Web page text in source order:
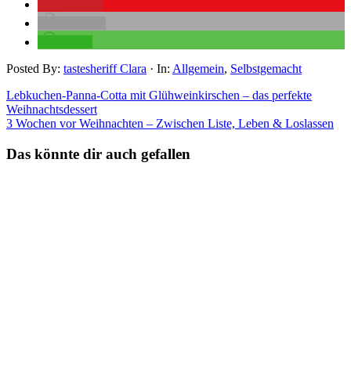
Posted By: tastesheriff Clara · In: Allgemein, Selbstgemacht
Lebkuchen-Panna-Cotta mit Glühweinkirschen – das perfekte
Weihnachtsdessert
3 Wochen vor Weihnachten – Zwischen Liste, Leben & Loslassen
Das könnte dir auch gefallen